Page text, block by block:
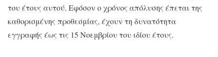
του έτους αυτού. Εφόσον ο χρόνος απόλυσης έπεται της
καθορισμένης προθεσμίας, έχουν τη δυνατότητα
εγγραφής έως τις 15 Νοεμβρίου του ιδίου έτους.